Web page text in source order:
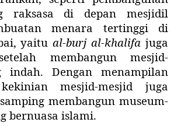
raksasa di depan mesjidil
menara tertinggi di
yaitual-burj al-khalifa juga
membangun mesjid-
indah. Dengan menampilan
mesjid-mesjid juga
membangun museum-
bernuasa islami.